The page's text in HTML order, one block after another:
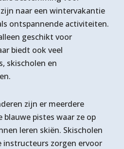
naar een wintervakantie
ontspannende activiteiten.
geschikt voor
biedt ook veel
skischolen en
zijn er meerdere
blauwe pistes waar ze op
leren skiën. Skischolen
zorgen ervoor